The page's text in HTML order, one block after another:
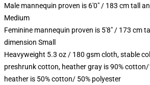
Male mannequin proven is 6'0" / 183 cm tall
Medium
Feminine mannequin proven is 5'8" / 173 cm
dimension Small
Heavyweight 5.3 oz / 180 gsm cloth, stable
preshrunk cotton, heather gray is 90% cotton/
heather is 50% cotton/ 50% polyester